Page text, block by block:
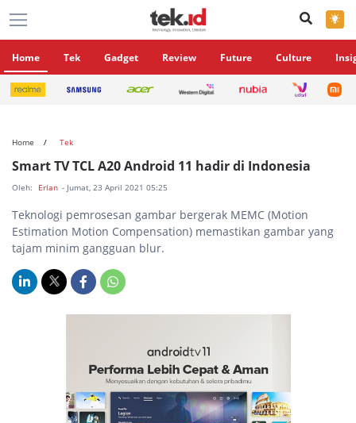
×
Home Tek Gadget Review Future Culture
Home Tek
Smart TV TCL A20 Android 11 hadir di Indonesia
Oleh: Erlan - Jumat, 23 April 2021 05:25
Teknologi pemrosesan gambar bergerak MEMC (Motion
Estimation Motion Compensation) memastikan gambar yang
tajam minim gangguan blur.